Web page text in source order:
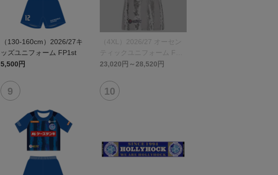
（130-160cm）2026/27キ
ッズユニフォーム FP1st
5,500円
（4XL）2026/27 オーセン
ティックユニフォーム FP 2
nd
23,020円～28,520円